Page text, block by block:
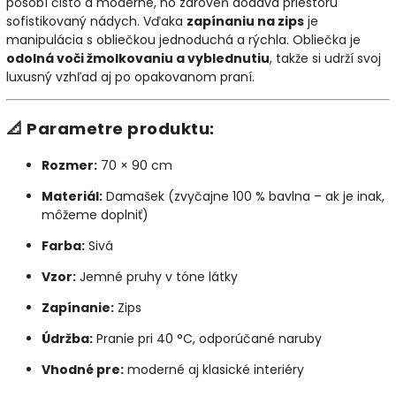
sofistikovaný nádych. Vďaka zapínaniu na zips je
manipulácia s obliečkou jednoduchá a rýchla. Obliečka je
odolná voči žmolkovaniu a vyblednutiu, takže si udrží svoj
luxusný vzhľad aj po opakovanom praní.
📐 Parametre produktu:
Rozmer: 70 × 90 cm
Materiál: Damašek (zvyčajne 100 % bavlna – ak je inak,
môžeme doplniť)
Farba: Sivá
Vzor: Jemné pruhy v tóne látky
Zapínanie: Zips
Údržba: Pranie pri 40 °C, odporúčané naruby
Vhodné pre: moderné aj klasické interiéry